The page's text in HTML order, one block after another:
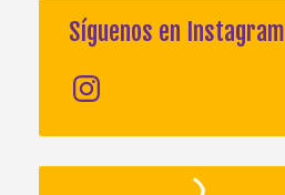
Síguenos en Instagram